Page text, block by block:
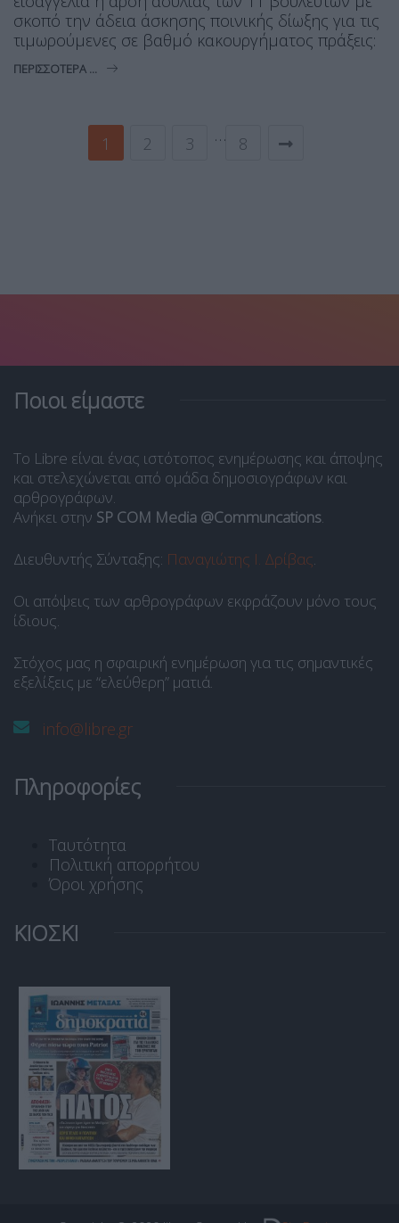
σκοπό την άδεια άσκησης ποινικής δίωξης για τις
τιμωρούμενες σε βαθμό κακουργήματος πράξεις:
ΠΕΡΙΣΣΌΤΕΡΑ ...
1 2 3 … 8
Ποιοι είμαστε
Το Libre είναι ένας ιστότοπος ενημέρωσης και άποψης
και στελεχώνεται από ομάδα δημοσιογράφων και
αρθρογράφων.
Ανήκει στην SP COM Media @Communcations.
Διευθυντής Σύνταξης: Παναγιώτης Ι. Δρίβας.
Οι απόψεις των αρθρογράφων εκφράζουν μόνο τους
ίδιους.
Στόχος μας η σφαιρική ενημέρωση για τις σημαντικές
εξελίξεις με “ελεύθερη” ματιά.
info@libre.gr
Πληροφορίες
Ταυτότητα
Πολιτική απορρήτου
Όροι χρήσης
ΚΙΟΣΚΙ